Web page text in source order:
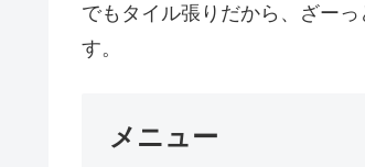
でもタイル張りだから、ざー
す。
メニュー